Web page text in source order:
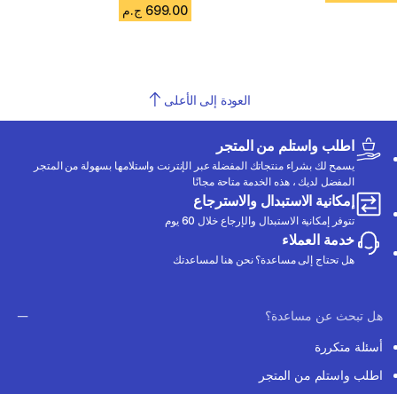
699.00 ج.م
العودة إلى الأعلى
اطلب واستلم من المتجر
يسمح لك بشراء منتجاتك المفضلة عبر الإنترنت واستلامها بسهولة من المتجر
المفضل لديك ، هذه الخدمة متاحة مجانًا
إمكانية الاستبدال والاسترجاع
تتوفر إمكانية الاستبدال والإرجاع خلال 60 يوم
خدمة العملاء
هل تحتاج إلى مساعدة؟ نحن هنا لمساعدتك
هل تبحث عن مساعدة؟
أسئلة متكررة
اطلب واستلم من المتجر